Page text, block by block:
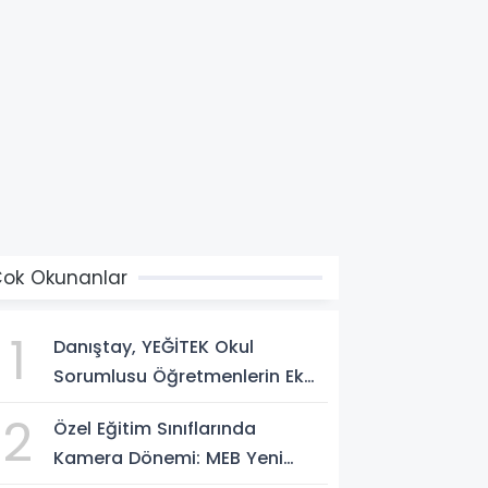
Okunanlar
1
Danıştay, YEĞİTEK Okul
Sorumlusu Öğretmenlerin Ek
Söyledi!
2
Özel Eğitim Sınıflarında
Kamera Dönemi: MEB Yeni